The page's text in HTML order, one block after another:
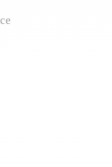
votre navigation